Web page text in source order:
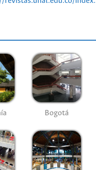
Bogotá